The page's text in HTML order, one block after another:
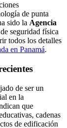
de punta
sido la Agencia
seguridad física
todos los detalles
en Panamá.
de ser un
en la
que
cadenas
de edificación